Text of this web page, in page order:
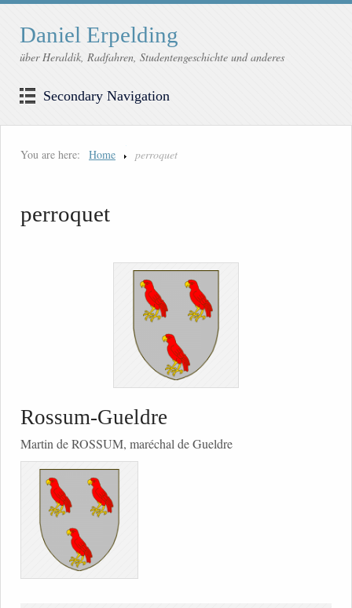
Daniel Erpelding
über Heraldik, Radfahren, Studentengeschichte und anderes
Secondary Navigation
You are here: Home perroquet
perroquet
Rossum-Gueldre
Martin de ROSSUM, maréchal de Gueldre